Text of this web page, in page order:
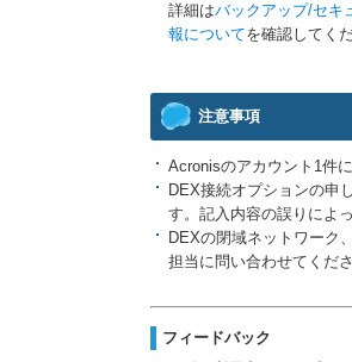
詳細はバックアップ/セキ
報についてを確認してく
注意事項
Acronisのアカウント1件
DEX接続オプションの申
す。記入内容の誤りによ
DEXの閉域ネットワーク
担当に問い合わせてくだ
フィードバック